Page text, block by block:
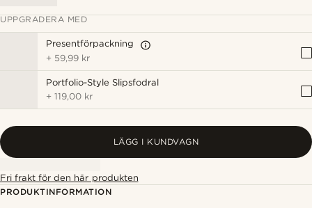
UPPGRADERA MED
Presentförpackning
+ 59,99 kr
Portfolio-Style Slipsfodral
+119,00 kr
LÄGG I KUNDVAGN
Fri frakt för den här produkten
PRODUKTINFORMATION